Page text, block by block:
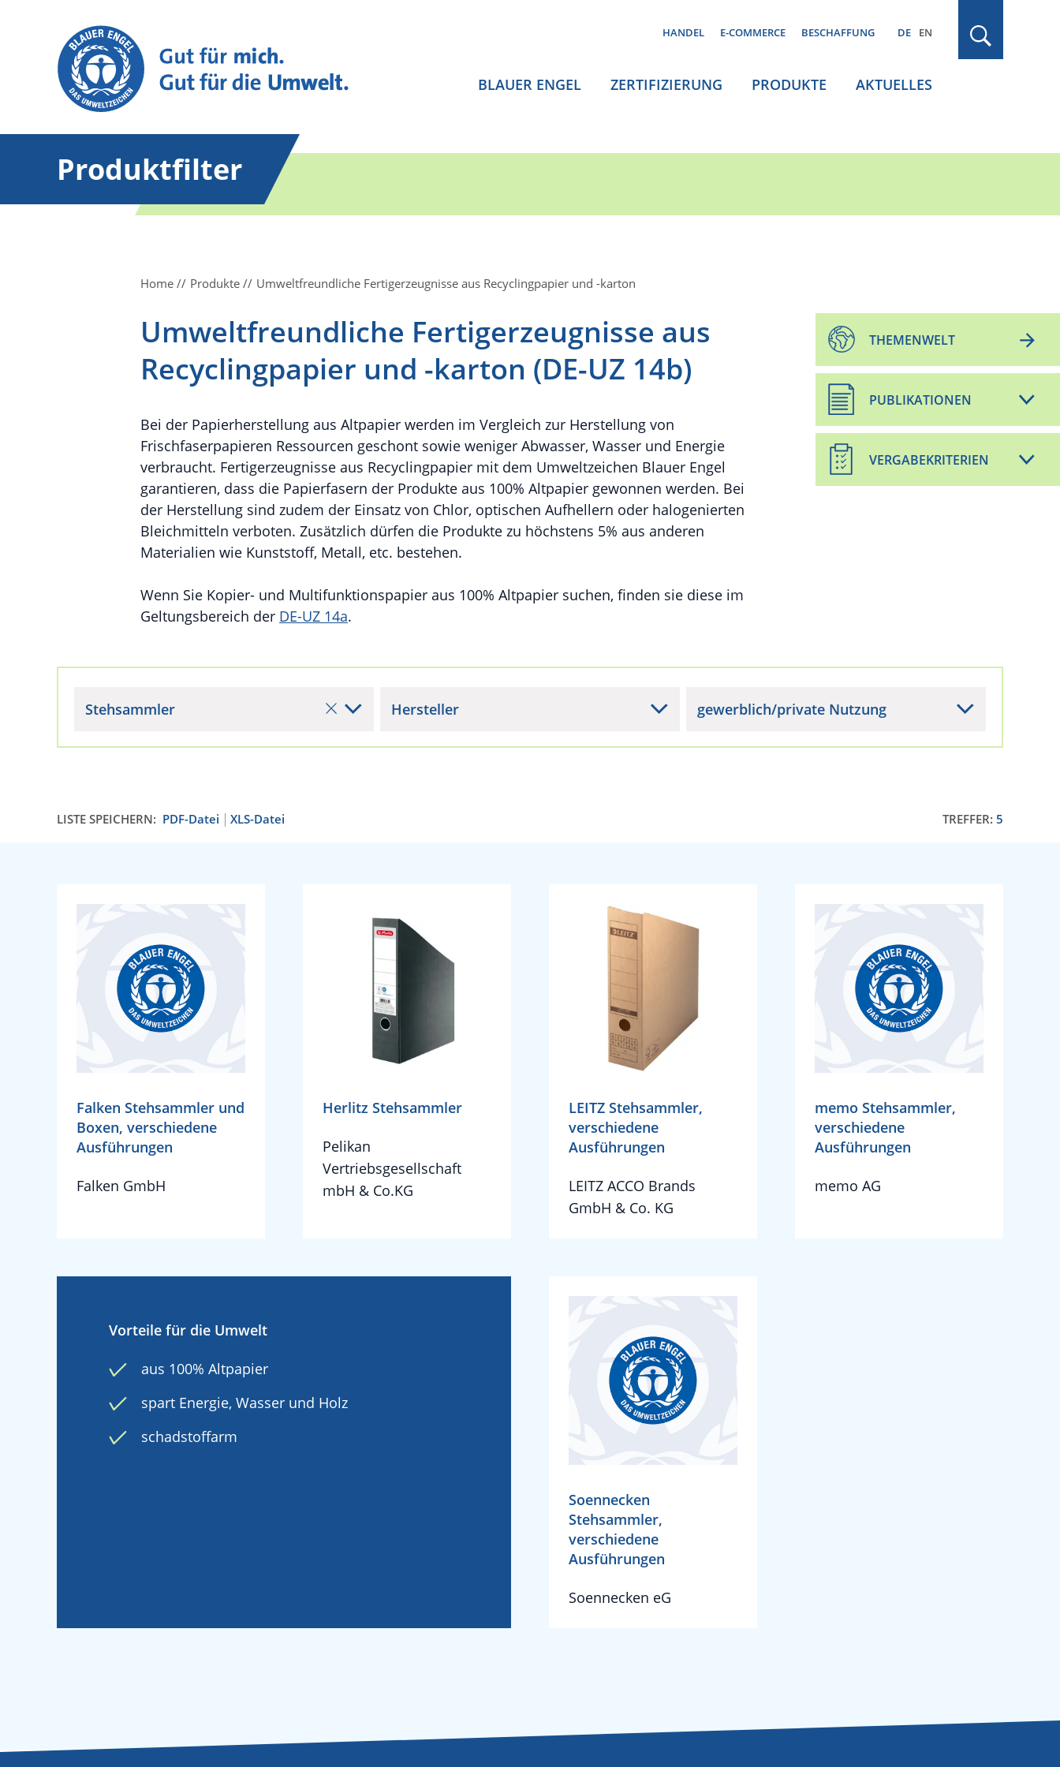
HANDEL E-COMMERCE BESCHAFFUNG DE EN
BLAUER ENGEL ZERTIFIZIERUNG PRODUKTE AKTUELLES
Produktfilter
Home Produkte Umweltfreundliche Fertigerzeugnisse aus Recyclingpapier und -karton
Umweltfreundliche Fertigerzeugnisse aus
Recyclingpapier und -karton (DE-UZ 14b)
THEMENWELT
PUBLIKATIONEN
VERGABEKRITERIEN
Bei der Papierherstellung aus Altpapier werden im Vergleich zur Herstellung von
Frischfaserpapieren Ressourcen geschont sowie weniger Abwasser, Wasser und Energie
verbraucht. Fertigerzeugnisse aus Recyclingpapier mit dem Umweltzeichen Blauer Engel
garantieren, dass die Papierfasern der Produkte aus 100% Altpapier gewonnen werden. Bei
der Herstellung sind zudem der Einsatz von Chlor, optischen Aufhellern oder halogenierten
Bleichmitteln verboten. Zusätzlich dürfen die Produkte zu höchstens 5% aus anderen
Materialien wie Kunststoff, Metall, etc. bestehen.
Wenn Sie Kopier- und Multifunktionspapier aus 100% Altpapier suchen, finden sie diese im
Geltungsbereich der DE-UZ 14a.
Stehsammler Hersteller gewerblich/private Nutzung
LISTE SPEICHERN: PDF-Datei XLS-Datei TREFFER: 5
Falken Stehsammler und
Boxen, verschiedene
Ausführungen
Falken GmbH
Herlitz Stehsammler
Pelikan
Vertriebsgesellschaft
mbH & Co.KG
LEITZ Stehsammler,
verschiedene
Ausführungen
LEITZ ACCO Brands
GmbH & Co. KG
memo Stehsammler,
verschiedene
Ausführungen
memo AG
Vorteile für die Umwelt
aus 100% Altpapier
spart Energie, Wasser und Holz
schadstoffarm
Soennecken
Stehsammler,
verschiedene
Ausführungen
Soennecken eG